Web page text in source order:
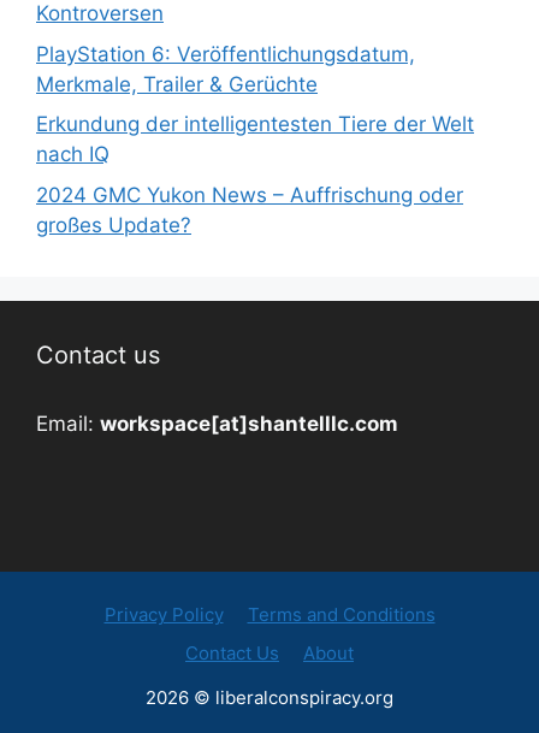
Kontroversen
PlayStation 6: Veröffentlichungsdatum,
Merkmale, Trailer & Gerüchte
Erkundung der intelligentesten Tiere der Welt
nach IQ
2024 GMC Yukon News – Auffrischung oder
großes Update?
Contact us
Email: workspace[at]shantelllc.com
Privacy Policy
Terms and Conditions
Contact Us
About
2026 © liberalconspiracy.org